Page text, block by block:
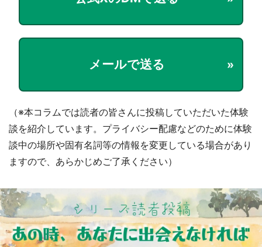
選択する
メールで送る
（※本コラムでは読者の皆さんに投稿していただいた体験
談を紹介しています。プライバシー配慮などのために体験
談中の場所や固有名詞等の情報を変更している場合があり
ますので、あらかじめご了承ください）